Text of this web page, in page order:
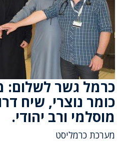
כרמל גשר
כומר נוצרי, שיח
מוסלמי ורב יהודי.
מערכת כרמליסט